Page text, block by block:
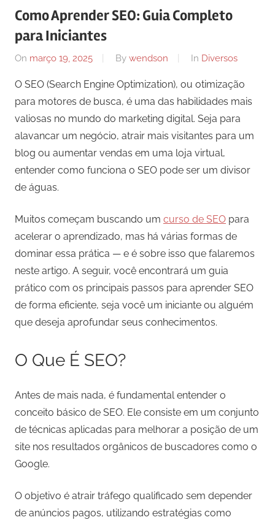
Como Aprender SEO: Guia Completo
para Iniciantes
On março 19, 2025 By wendson In Diversos
O SEO (Search Engine Optimization), ou otimização
para motores de busca, é uma das habilidades mais
valiosas no mundo do marketing digital. Seja para
alavancar um negócio, atrair mais visitantes para um
blog ou aumentar vendas em uma loja virtual,
entender como funciona o SEO pode ser um divisor
de águas.
Muitos começam buscando um curso de SEO para
acelerar o aprendizado, mas há várias formas de
dominar essa prática — e é sobre isso que falaremos
neste artigo. A seguir, você encontrará um guia
prático com os principais passos para aprender SEO
de forma eficiente, seja você um iniciante ou alguém
que deseja aprofundar seus conhecimentos.
O Que É SEO?
Antes de mais nada, é fundamental entender o
conceito básico de SEO. Ele consiste em um conjunto
de técnicas aplicadas para melhorar a posição de um
site nos resultados orgânicos de buscadores como o
Google.
O objetivo é atrair tráfego qualificado sem depender
de anúncios pagos, utilizando estratégias como